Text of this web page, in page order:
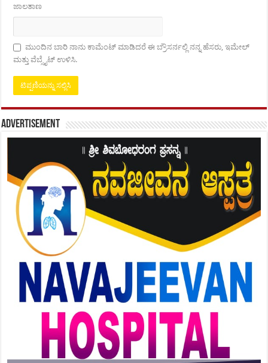
ಜಾಲತಾಣ
ಮುಂದಿನ ಬಾರಿ ನಾನು ಕಾಮೆಂಟ್ ಮಾಡಿದರೆ ಈ ಬ್ರೌಸರ್ನಲ್ಲಿ ನನ್ನ ಹೆಸರು, ಇಮೇಲ್
ಮತ್ತು ವೆಬ್ಸೈಟ್ ಉಳಿಸಿ.
Advertisement